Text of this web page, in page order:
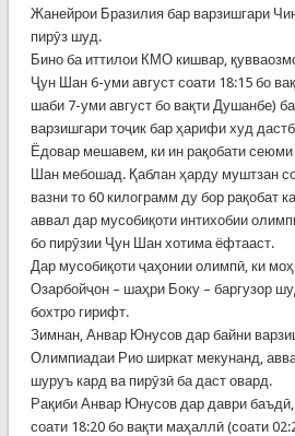
Жанейрои Бразилия бар варзишгари
пирӯз шуд.
Бино ба иттилои КМО кишвар,
Ҷун Шан 6-уми август соати 18:15 бо
шаби 7-уми август бо вақти Душанбе)
варзишгари тоҷик бар ҳарифи худ
Ёдовар мешавем, ки ин рақобати
Шан мебошад. Қаблан ҳарду муштзан
вазни то 60 килограмм ду бор рақобат
аввал дар мусобиқоти интихобии
бо пирӯзии Ҷун Шан хотима ёфтааст.
Дар мусобиқоти ҷаҳонии олимпӣ, ки
Озарбойҷон – шаҳри Боку – баргузор
бохтро гирифт.
Зимнан, Анвар Юнусов дар байни
Олимпиадаи Рио ширкат мекунанд,
шуруъ кард ва пирӯзӣ ба даст овард.
Рақиби Анвар Юнусов дар даври баъдӣ,
соати 18:20 бо вақти маҳаллӣ (соати